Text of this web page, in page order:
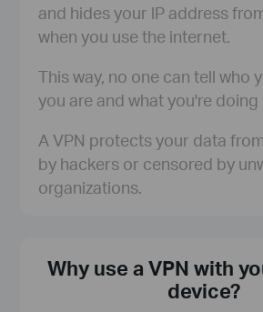
and hides your lP address
when you use the internet.
This way, no one can tell who
you are and what you're doing
A VPN protects your data
by hackers or censored by
organizations.
Why use a VPN with
device?